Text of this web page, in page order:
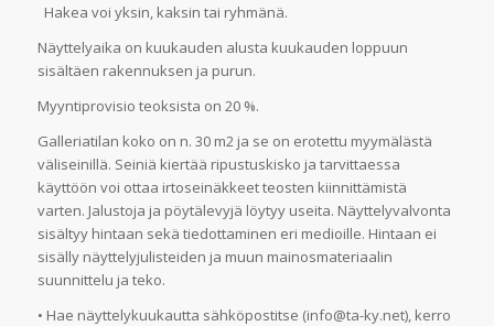
Hakea voi yksin, kaksin tai ryhmänä.
Näyttelyaika on kuukauden alusta kuukauden loppuun
sisältäen rakennuksen ja purun.
Myyntiprovisio teoksista on 20 %.
Galleriatilan koko on n. 30 m2 ja se on erotettu myymälästä
väliseinillä. Seiniä kiertää ripustuskisko ja tarvittaessa
käyttöön voi ottaa irtoseinäkkeet teosten kiinnittämistä
varten. Jalustoja ja pöytälevyjä löytyy useita. Näyttelyvalvonta
sisältyy hintaan sekä tiedottaminen eri medioille. Hintaan ei
sisälly näyttelyjulisteiden ja muun mainosmateriaalin
suunnittelu ja teko.
• Hae näyttelykuukautta sähköpostitse (info@ta-ky.net), kerro